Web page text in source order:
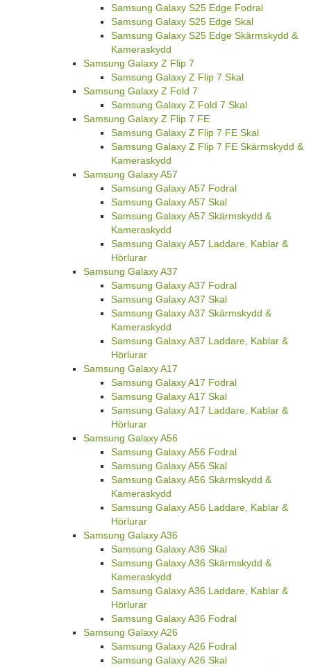
Samsung Galaxy S25 Edge Fodral
Samsung Galaxy S25 Edge Skal
Samsung Galaxy S25 Edge Skärmskydd &
Kameraskydd
Samsung Galaxy Z Flip 7
Samsung Galaxy Z Flip 7 Skal
Samsung Galaxy Z Fold 7
Samsung Galaxy Z Fold 7 Skal
Samsung Galaxy Z Flip 7 FE
Samsung Galaxy Z Flip 7 FE Skal
Samsung Galaxy Z Flip 7 FE Skärmskydd &
Kameraskydd
Samsung Galaxy A57
Samsung Galaxy A57 Fodral
Samsung Galaxy A57 Skal
Samsung Galaxy A57 Skärmskydd &
Kameraskydd
Samsung Galaxy A57 Laddare, Kablar &
Hörlurar
Samsung Galaxy A37
Samsung Galaxy A37 Fodral
Samsung Galaxy A37 Skal
Samsung Galaxy A37 Skärmskydd &
Kameraskydd
Samsung Galaxy A37 Laddare, Kablar &
Hörlurar
Samsung Galaxy A17
Samsung Galaxy A17 Fodral
Samsung Galaxy A17 Skal
Samsung Galaxy A17 Laddare, Kablar &
Hörlurar
Samsung Galaxy A56
Samsung Galaxy A56 Fodral
Samsung Galaxy A56 Skal
Samsung Galaxy A56 Skärmskydd &
Kameraskydd
Samsung Galaxy A56 Laddare, Kablar &
Hörlurar
Samsung Galaxy A36
Samsung Galaxy A36 Skal
Samsung Galaxy A36 Skärmskydd &
Kameraskydd
Samsung Galaxy A36 Laddare, Kablar &
Hörlurar
Samsung Galaxy A36 Fodral
Samsung Galaxy A26
Samsung Galaxy A26 Fodral
Samsung Galaxy A26 Skal